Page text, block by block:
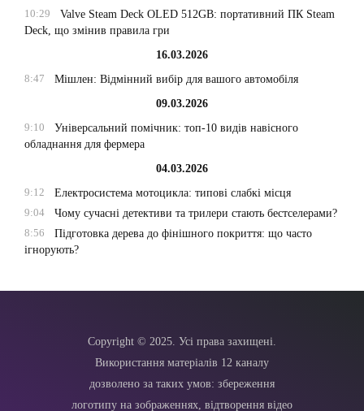
10:29
Valve Steam Deck OLED 512GB: портативний ПК Steam
Deck, що змінив правила гри
16.03.2026
8:47
Мішлен: Відмінний вибір для вашого автомобіля
09.03.2026
9:10
Універсальний помічник: топ-10 видів навісного
обладнання для фермера
04.03.2026
9:12
Електросистема мотоцикла: типові слабкі місця
9:04
Чому сучасні детективи та трилери стають бестселерами?
8:56
Підготовка дерева до фінішного покриття: що часто
ігнорують?
Copyright © 2025. Усі права захищені.
Використання матеріалів 12 каналу
дозволено за таких умов: збереження
логотипу на зображеннях, відтворення відео